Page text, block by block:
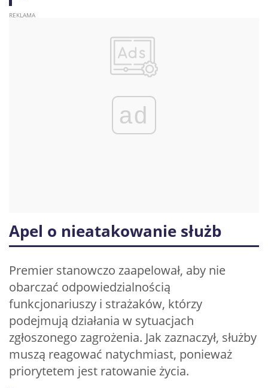
ad
Apel o nieatakowanie służb
Premier stanowczo zaapelował, aby nie
obarczać odpowiedzialnością
funkcjonariuszy i strażaków, którzy
podejmują działania w sytuacjach
zgłoszonego zagrożenia. Jak zaznaczył, służby
muszą reagować natychmiast, ponieważ
priorytetem jest ratowanie życia.